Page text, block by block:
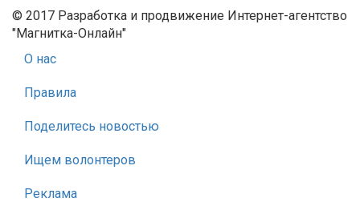
© 2017 Разработка и продвижение Интернет-агентство
"Магнитка-Онлайн"
О нас
Правила
Поделитесь новостью
Ищем волонтеров
Реклама